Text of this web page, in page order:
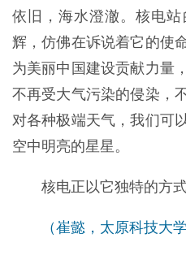
依旧，海水澄澈。核电
辉，仿佛在诉说着它的使
为美丽中国建设贡献力量
不再受大气污染的侵染，
对各种极端天气，我们可
空中明亮的星星。
核电正以它独特的方
（崔懿，太原科技大学